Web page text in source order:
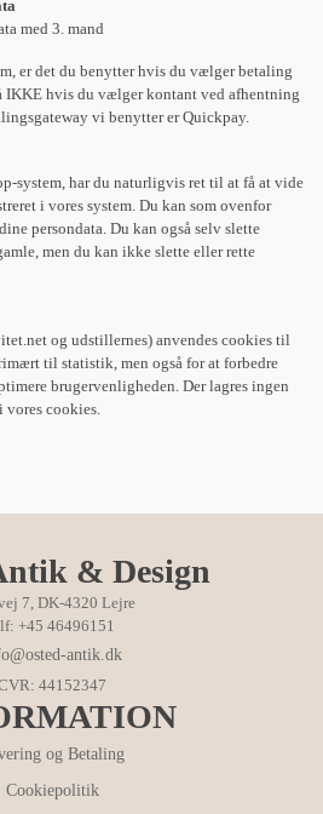
med 3. mand
er det du benytter hvis du vælger betaling
IKKE hvis du vælger kontant ved afhentning
vi benytter er Quickpay.
system, har du naturligvis ret til at få at vide
i vores system. Du kan som ovenfor
persondata. Du kan også selv slette
men du kan ikke slette eller rette
og udstillernes) anvendes cookies til
til statistik, men også for at forbedre
brugervenligheden. Der lagres ingen
vores cookies.
& Design
7, DK-4320 Lejre
+45 46496151
antik.dk
44152347
og Betaling
Cookiepolitik